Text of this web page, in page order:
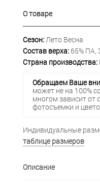
О товаре
Сезон:Лето Весна
Состав верха: 65% ПА,
Страна производства:
Обращаем Ваше
может не на 100%
многом зависит от
фотосъемки и
Индивидуальные
таблице размеров
Описание